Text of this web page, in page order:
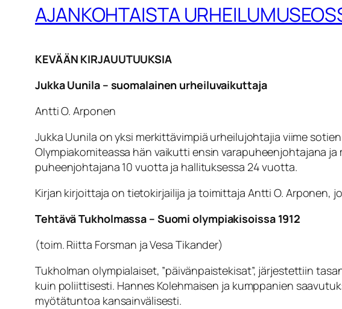
AJANKOHTAISTA
KEVÄÄN KIRJAUUTUUKSIA
Jukka Uunila – suomalainen urheiluvaikuttaja
Antti O. Arponen
Jukka Uunila on yksi merkittävimpiä urheilujohtajia viime
Olympiakomiteassa hän vaikutti ensin varapuheenjohtajana
puheenjohtajana 10 vuotta ja hallituksessa 24 vuotta.
Kirjan kirjoittaja on tietokirjailija ja toimittaja Antti O. Arponen,
Tehtävä Tukholmassa – Suomi olympiakisoissa 1912
(toim. Riitta Forsman ja Vesa Tikander)
Tukholman olympialaiset, ”päivänpaistekisat”, järjestettiin
kuin poliittisesti. Hannes Kolehmaisen ja kumppanien
myötätuntoa kansainvälisesti.